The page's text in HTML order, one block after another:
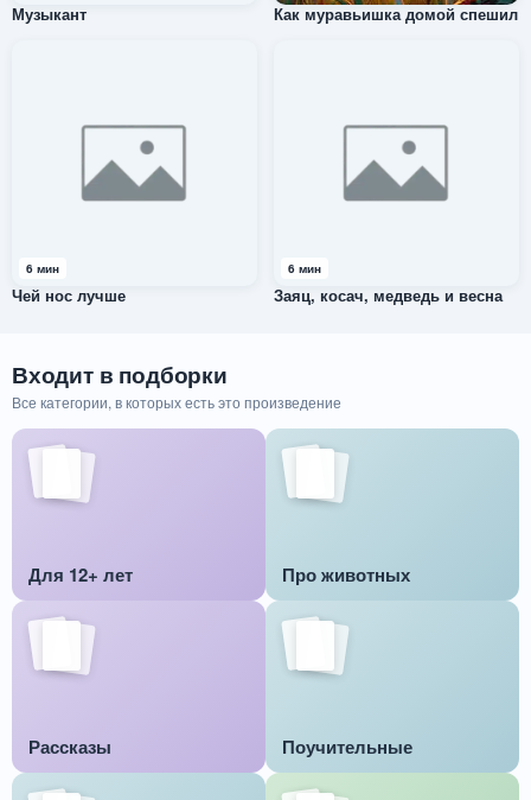
Музыкант Как муравьишка домой спешил
6 мин
Чей нос лучше
6 мин
Заяц, косач, медведь и весна
Входит в подборки
Все категории, в которых есть это произведение
Для 12+ лет Про животных
Рассказы Поучительные